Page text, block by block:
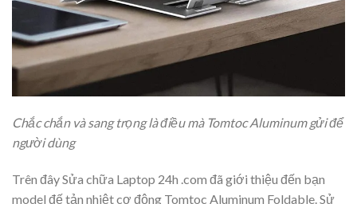
Chắc chắn và sang trọng là điều mà Tomtoc Aluminum gửi để
người dùng
Trên đây Sửa chữa Laptop 24h .com đã giới thiệu đến bạn
model đế tản nhiệt cơ động Tomtoc Aluminum Foldable. Sử